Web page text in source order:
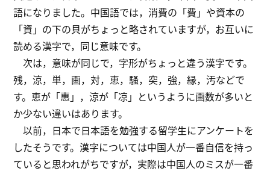
語になりました。中国語では，消費の「費」や資本の
「資」の下の貝がちょっと略されていますが，お互いに
読める漢字で，同じ意味です。
次は，意味が同じで，字形がちょっと違う漢字です。
残，涼，単，画，対，恵，騒，突，強，縁，汚などで
す。恵が「惠」，涼が「凉」というように画数が多いと
か少ない違いはあります。
以前，日本で日本語を勉強する留学生にアンケートを
したそうです。漢字については中国人が一番自信を持っ
ていると思われがちですが，実際は中国人のミスが一番